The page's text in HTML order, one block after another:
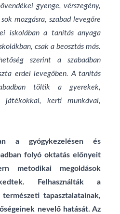
gyenge, vérszegény,
mozgásra, szabad levegőre
iskolában a tanítás anyaga
csak a beosztás más.
szerint a szabadban
erdei levegőben. A tanítás
töltik a gyerekek,
játékokkal, kerti munkával,
a gyógykezelésen és
folyó oktatás előnyeit
metodikai megoldások
Felhasználták a
tapasztalatainak,
nevelő hatását. Az